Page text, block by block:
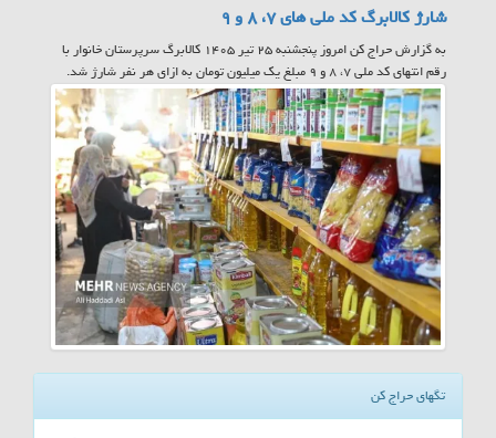
شارژ کالابرگ کد ملی های ۷، ۸ و ۹
به گزارش حراج کن امروز پنجشنبه ۲۵ تیر ۱۴۰۵ کالابرگ سرپرستان خانوار با
رقم انتهای کد ملی ۷، ۸ و ۹ مبلغ یک میلیون تومان به ازای هر نفر شارژ شد.
تگهای حراج کن